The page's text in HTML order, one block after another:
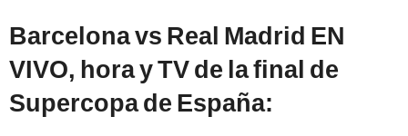
Barcelona vs Real Madrid EN
VIVO, hora y TV de la final de
Supercopa de España: